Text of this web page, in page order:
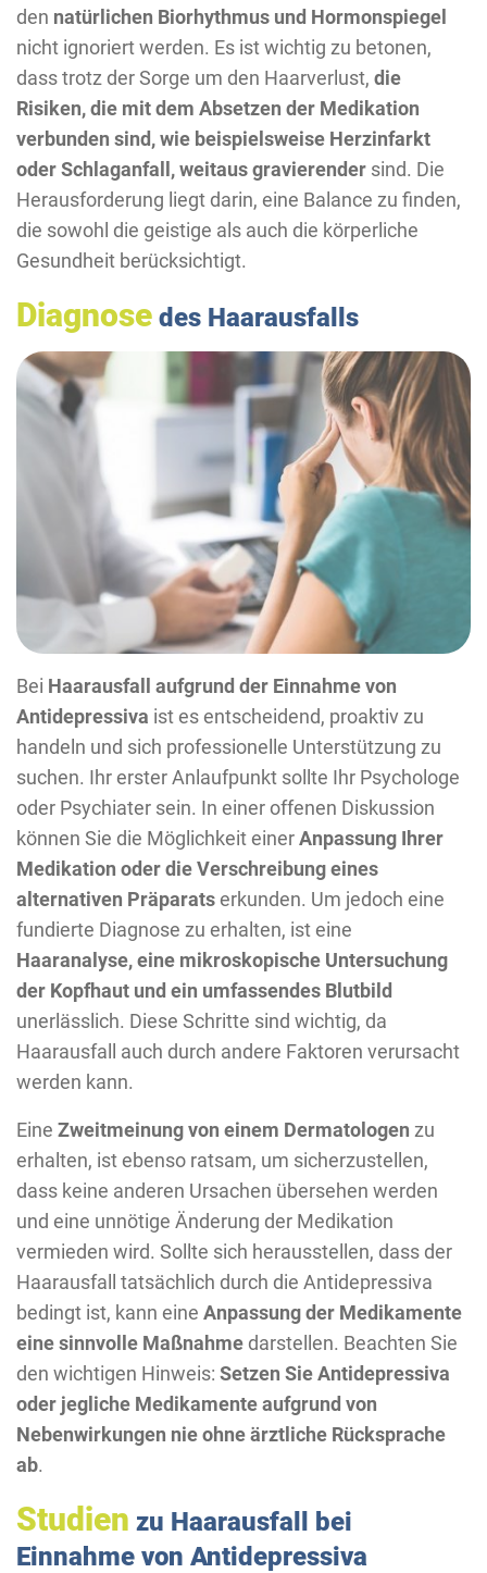
den natürlichen Biorhythmus und Hormonspiegel
nicht ignoriert werden. Es ist wichtig zu betonen,
dass trotz der Sorge um den Haarverlust, die
Risiken, die mit dem Absetzen der Medikation
verbunden sind, wie beispielsweise Herzinfarkt
oder Schlaganfall, weitaus gravierender sind. Die
Herausforderung liegt darin, eine Balance zu finden,
die sowohl die geistige als auch die körperliche
Gesundheit berücksichtigt.
Diagnose des Haarausfalls
Bei Haarausfall aufgrund der Einnahme von
Antidepressiva ist es entscheidend, proaktiv zu
handeln und sich professionelle Unterstützung zu
suchen. Ihr erster Anlaufpunkt sollte Ihr Psychologe
oder Psychiater sein. In einer offenen Diskussion
können Sie die Möglichkeit einerAnpassung Ihrer
Medikation oder die Verschreibung eines
alternativen Präparatserkunden. Um jedoch eine
fundierte Diagnose zu erhalten, ist eine
Haaranalyse, eine mikroskopische Untersuchung
der Kopfhaut und ein umfassendes Blutbild
unerlässlich. Diese Schritte sind wichtig, da
Haarausfall auch durch andere Faktoren verursacht
werden kann.
Eine Zweitmeinung von einem Dermatologen zu
erhalten, ist ebenso ratsam, um sicherzustellen,
dass keine anderen Ursachen übersehen werden
und eine unnötige Änderung der Medikation
vermieden wird. Sollte sich herausstellen, dass der
Haarausfall tatsächlich durch die Antidepressiva
bedingt ist, kann eine Anpassung der Medikamente
eine sinnvolle Maßnahme darstellen. Beachten Sie
den wichtigen Hinweis: Setzen Sie Antidepressiva
oder jegliche Medikamente aufgrund von
Nebenwirkungen nie ohne ärztliche Rücksprache
ab.
Studien zu Haarausfall bei
Einnahme von Antidepressiva